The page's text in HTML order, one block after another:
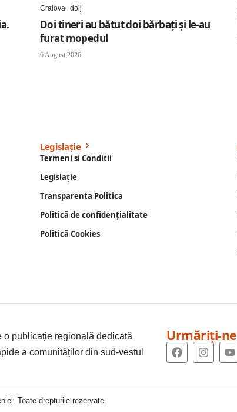
Craiova dolj
Doi tineri au bătut doi bărbați și le-au
furat mopedul
6 August 2026
Legislație
Termeni si Conditii
Legislație
Transparenta Politica
Politică de confidențialitate
Politică Cookies
o publicație regională dedicată
a comunităților din sud-vestul
Urmăriți-ne
Toate drepturile rezervate.